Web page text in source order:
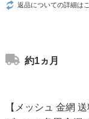
返品についての詳細は
約1ヵ月
【メッシュ 金網 送